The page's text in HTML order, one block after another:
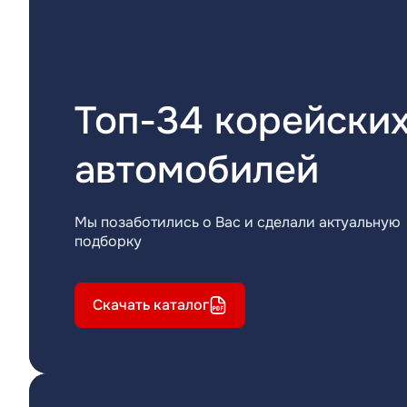
Топ-34
автомобилей
Мы позаботились о Вас и сделали актуальную
подборку
Скачать каталог